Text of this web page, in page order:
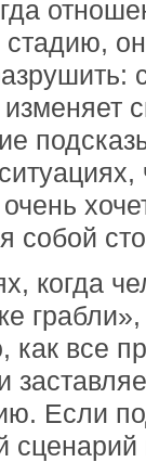
собой
когда
как все
Если